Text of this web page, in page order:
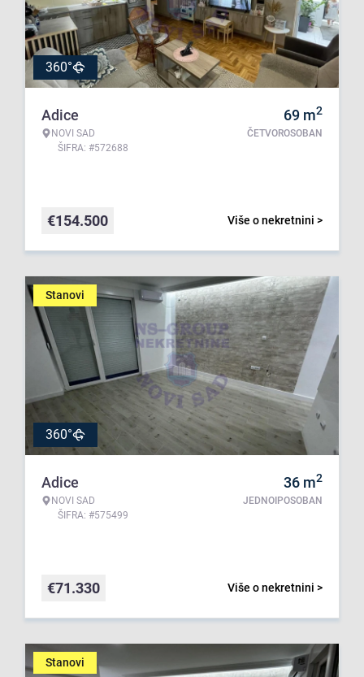
360°
Adice
NOVI SAD
ŠIFRA: #572688
69 m2
ČETVOROSOBAN
Više o nekretnini >
€154.500
Stanovi
360°
Adice
NOVI SAD
ŠIFRA: #575499
36 m2
JEDNOIPOSOBAN
Više o nekretnini >
€71.330
Stanovi